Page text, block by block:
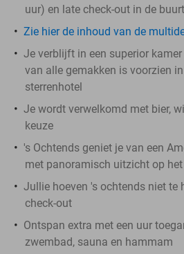
uur) en late check-out in de
Zie hier de inhoud van de
Je verblijft in een superior
van alle gemakken is voorzien
sterrenhotel
Je wordt verwelkomd met bier,
keuze
's Ochtends geniet je van een
met panoramisch uitzicht op
Jullie hoeven 's ochtends niet te
check-out
Ontspan extra met een uur
zwembad, sauna en hammam